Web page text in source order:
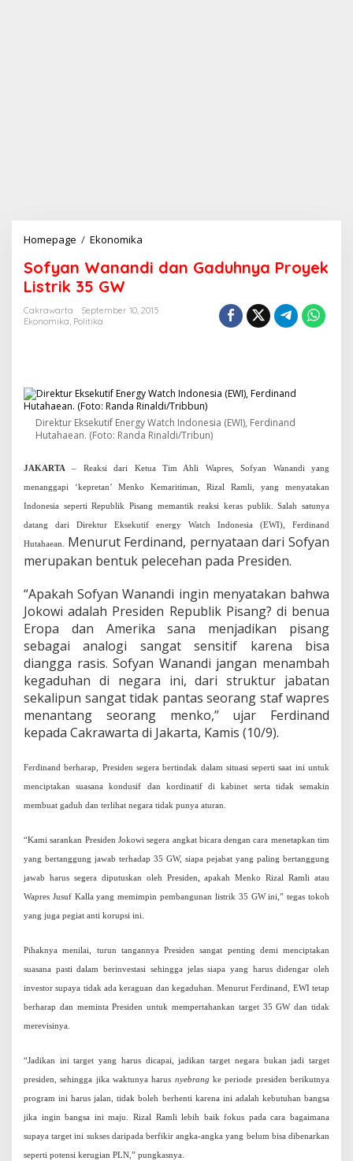
Homepage / Ekonomika
f
n
d
i
d
a
G
d
u
h
n
y
a
r
o
y
e
k
L
i
s
t
r
i
3
G
W
Sofyan Wanandi dan Gaduhnya Proyek
Listrik 35 GW
Cakrawarta
September 10, 2015
Ekonomika, Politika
Direktur Eksekutif Energy Watch Indonesia (EWI), Ferdinand
Hutahaean. (Foto: Randa Rinaldi/Tribun)
JAKARTA – Reaksi dari Ketua Tim Ahli Wapres, Sofyan Wanandi yang
menanggapi ‘kepretan’ Menko Kemaritiman, Rizal Ramli, yang menyatakan
Indonesia seperti Republik Pisang memantik reaksi keras publik. Salah satunya
datang dari Direktur Eksekutif energy Watch Indonesia (EWI), Ferdinand
Hutahaean.
Menurut Ferdinand, pernyataan dari Sofyan
merupakan bentuk pelecehan pada Presiden.
“Apakah Sofyan Wanandi ingin menyatakan bahwa
Jokowi adalah Presiden Republik Pisang? di benua
Eropa dan Amerika sana menjadikan pisang
sebagai analogi sangat sensitif karena bisa
diangga rasis. Sofyan Wanandi jangan menambah
kegaduhan di negara ini, dari struktur jabatan
sekalipun sangat tidak pantas seorang staf wapres
menantang seorang menko,” ujar Ferdinand
kepada Cakrawarta di Jakarta, Kamis (10/9).
Ferdinand berharap, Presiden segera bertindak dalam situasi seperti saat ini untuk
menciptakan suasana kondusif dan kordinatif di kabinet serta tidak semakin
membuat gaduh dan terlihat negara tidak punya aturan.
“Kami sarankan Presiden Jokowi segera angkat bicara dengan cara menetapkan tim
yang bertanggung jawab terhadap 35 GW, siapa pejabat yang paling bertanggung
jawab harus segera diputuskan oleh Presiden, apakah Menko Rizal Ramli atau
Wapres Jusuf Kalla yang memimpin pembangunan listrik 35 GW ini,” tegas tokoh
yang juga pegiat anti korupsi ini.
Pihaknya menilai, turun tangannya Presiden sangat penting demi menciptakan
suasana pasti dalam berinvestasi sehingga jelas siapa yang harus didengar oleh
investor supaya tidak ada keraguan dan kegaduhan. Menurut Ferdinand, EWI tetap
berharap dan meminta Presiden untuk mempertahankan target 35 GW dan tidak
merevisinya.
“Jadikan ini target yang harus dicapai, jadikan target negara bukan jadi target
presiden, sehingga jika waktunya harus nyebrangke periode presiden berikutnya
program ini harus jalan, tidak boleh berhenti karena ini adalah kebutuhan bangsa
jika ingin bangsa ini maju. Rizal Ramli lebih baik fokus pada cara bagaimana
supaya target ini sukses daripada berfikir angka-angka yang belum bisa dibenarkan
seperti potensi kerugian PLN,” pungkasnya.